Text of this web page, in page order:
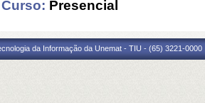
Presencial
da Informação da Unemat - TIU - (65) 3221-